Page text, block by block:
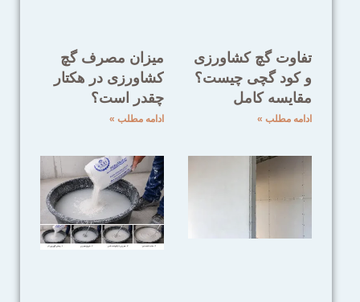
تفاوت گچ کشاورزی
و کود گچی چیست؟
مقایسه کامل
ادامه مطلب »
میزان مصرف گچ
کشاورزی در هکتار
چقدر است؟
ادامه مطلب »